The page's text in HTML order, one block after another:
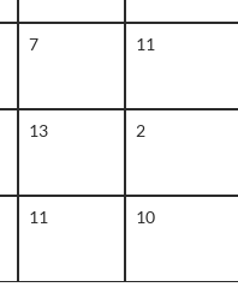
7 11
13 2
11 10